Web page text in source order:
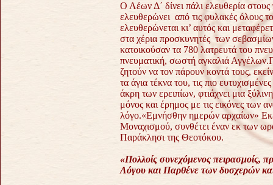
Ο Λέων Δ΄ δίνει πάλι ελευθερία
ελευθερώνει από τις φυλακές όλους
ελευθερώνεται κι’ αυτός και
στα χέρια προσκυνητές των
κατοικούσαν τα 780 λατρευτά του
πνευματική, σωστή αγκαλιά Αγγέλων.
ζητούν να τον πάρουν κοντά τους,
τα άγια τέκνα του, τις πιο
άκρη των ερειπίων, φτιάχνει μια
μόνος και έρημος με τις εικόνες των
λόγο.«Εμνήσθην ημερών αρχαίων»
Μοναχισμού, συνθέτει έναν εκ των
Παράκλησι της Θεοτόκου.
«Πολλοίς συνεχόμενος
Λόγου και Παρθένε των δυσχερών